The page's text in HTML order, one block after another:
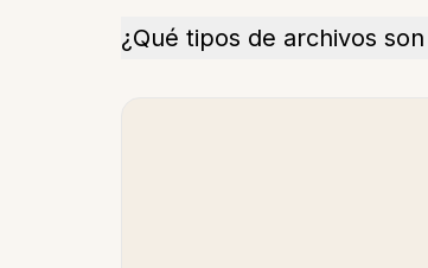
¿Qué tipos de archivos